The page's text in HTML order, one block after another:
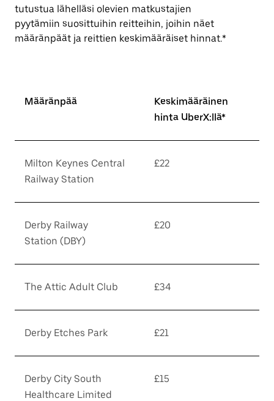
tutustua lähelläsi olevien matkustajien
pyytämiin suosittuihin reitteihin, joihin näet
määränpäät ja reittien keskimääräiset hinnat.*
Määränpää
Keskimääräinen
hinta UberX:llä*
Milton Keynes Central
Railway Station
£22
Derby Railway
Station (DBY)
£20
The Attic Adult Club £34
Derby Etches Park £21
Derby City South
Healthcare Limited
£15